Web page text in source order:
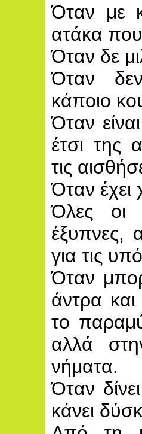
Όταν με
ατάκα
Όταν δε
Όταν
κάποιο
Όταν
έτσι της
τις
Όταν έχει
Όλες οι
έξυπνες,
για τις
Όταν
άντρα
το
αλλά
νήματα.
Όταν
κάνει